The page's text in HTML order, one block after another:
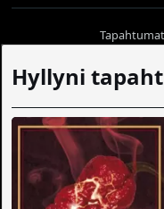
Tapahtumat
Hyllyni